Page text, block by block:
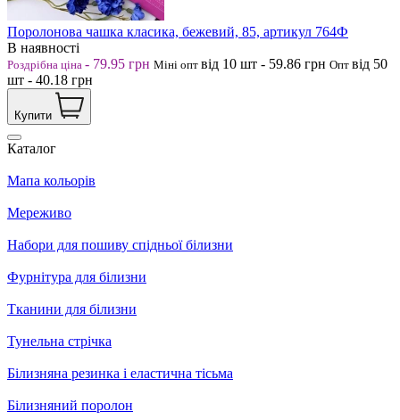
Поролонова чашка класика, бежевий, 85, артикул 764Ф
В наявності
Роздрібна ціна - 79.95 грн Міні опт від 10 шт - 59.86 грн Опт від 50
шт - 40.18 грн
Купити
Каталог
Мапа кольорів
Мереживо
Набори для пошиву спідньої білизни
Фурнітура для білизни
Тканини для білизни
Тунельна стрічка
Білизняна резинка і еластична тісьма
Білизняний поролон